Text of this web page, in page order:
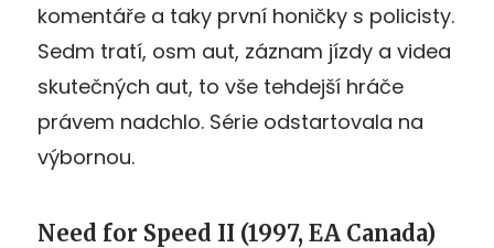
komentáře a taky první honičky s policisty.
Sedm tratí, osm aut, záznam jízdy a videa
skutečných aut, to vše tehdejší hráče
právem nadchlo. Série odstartovala na
výbornou.
Need for Speed II (1997, EA Canada)